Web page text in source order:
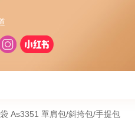
As3351 單肩包/斜挎包/手提包